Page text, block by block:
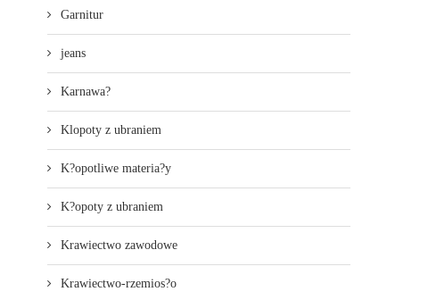
Garnitur
jeans
Karnawa?
Klopoty z ubraniem
K?opotliwe materia?y
K?opoty z ubraniem
Krawiectwo zawodowe
Krawiectwo-rzemios?o